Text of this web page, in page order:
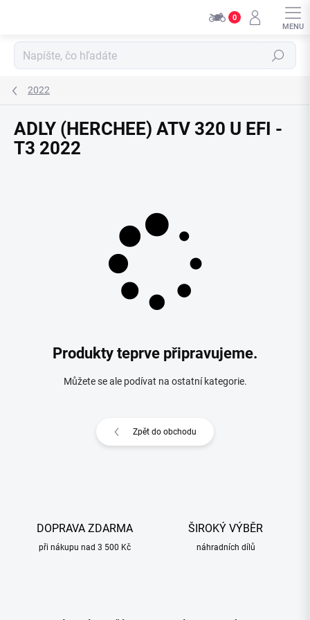
0
Hledat
2022
ADLY (HERCHEE) ATV 320 U EFI -
T3 2022
Produkty teprve připravujeme.
Můžete se ale podívat na ostatní kategorie.
Zpět do obchodu
DOPRAVA ZDARMA
při nákupu nad 3 500 Kč
ŠIROKÝ VÝBĚR
náhradních dílů